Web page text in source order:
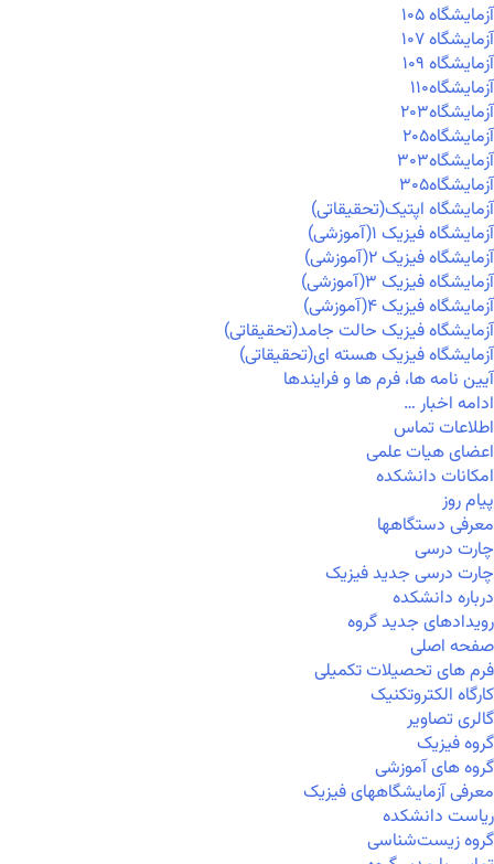
آزمايشگاه ۱۰۵
آزمايشگاه ۱۰۷
آزمايشگاه ۱۰۹
آزمايشگاه۱۱۰
آزمايشگاه۲۰۳
آزمايشگاه۲۰۵
آزمايشگاه۳۰۳
آزمايشگاه۳۰۵
آزمایشگاه اپتیک(تحقیقاتی)
آزمایشگاه فیزیک ۱(آموزشی)
آزمایشگاه فیزیک ۲(آموزشی)
آزمایشگاه فیزیک ۳(آموزشی)
آزمایشگاه فیزیک ۴(آموزشی)
آزمایشگاه فیزیک حالت جامد(تحقیقاتی)
آزمایشگاه فیزیک هسته ای(تحقیقاتی)
آیین نامه ها، فرم ها و فرایندها
ادامه اخبار …
اطلاعات تماس
اعضای هیات علمی
امکانات دانشکده
پیام روز
معرفی دستگاهها
چارت درسی
چارت درسی جدید فیزیک
درباره دانشکده
رویدادهای جدید گروه
صفحه اصلی
فرم های تحصیلات تکمیلی
کارگاه الکتروتکنیک
گالری تصاویر
گروه فیزیک
گروه های آموزشی
معرفی آزمایشگاههای فیزیک
ریاست دانشکده
گروه زیست‌شناسی